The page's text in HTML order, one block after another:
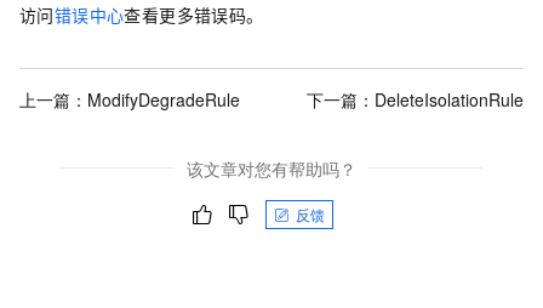
访问错误中心查看更多错误码。
上一篇： ModifyDegradeRule 下一篇： DeleteIsolationRule
该文章对您有帮助吗？
反馈